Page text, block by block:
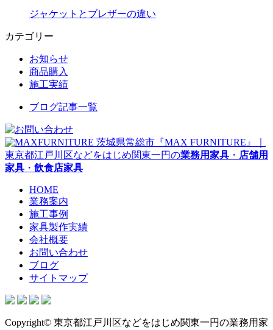
ジャケットとブレザーの違い
カテゴリー
お知らせ
商品購入
施工実績
ブログ記事一覧
茨城県常総市『MAX FURNITURE』｜
東京都江戸川区などをはじめ関東一円の業務用家具 ・ 店舗用
家具 ・ 飲食店家具
HOME
業務案内
施工事例
家具製作実績
会社概要
お問い合わせ
ブログ
サイトマップ
Copyright© 東京都江戸川区などをはじめ関東一円の業務用家